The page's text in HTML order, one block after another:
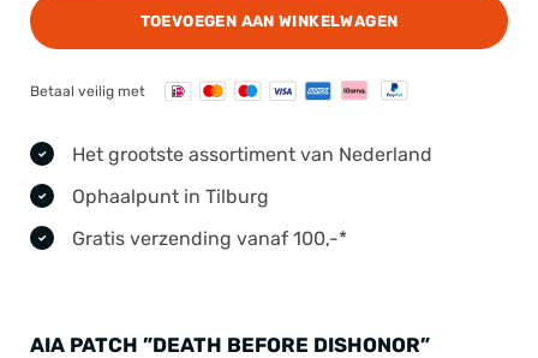
TOEVOEGEN AAN WINKELWAGEN
Betaal veilig met
Het grootste assortiment van Nederland
Ophaalpunt in Tilburg
Gratis verzending vanaf 100,-*
AIA PATCH ”DEATH BEFORE DISHONOR”